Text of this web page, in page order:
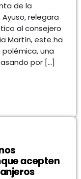
de la
relegara
al consejero
Martín, este ha
una
por […]
acepten